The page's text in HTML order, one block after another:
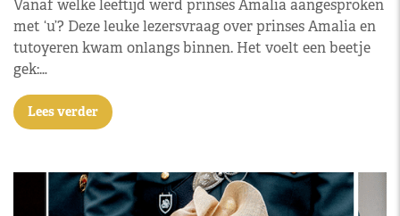
Vanaf welke leeftijd werd prinses Amalia aangesproken
met ‘u’? Deze leuke lezersvraag over prinses Amalia en
tutoyeren kwam onlangs binnen. Het voelt een beetje
gek:…
Lees verder